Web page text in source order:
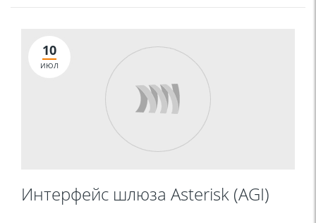
10
ИЮЛ
Интерфейс шлюза Asterisk (AGI)